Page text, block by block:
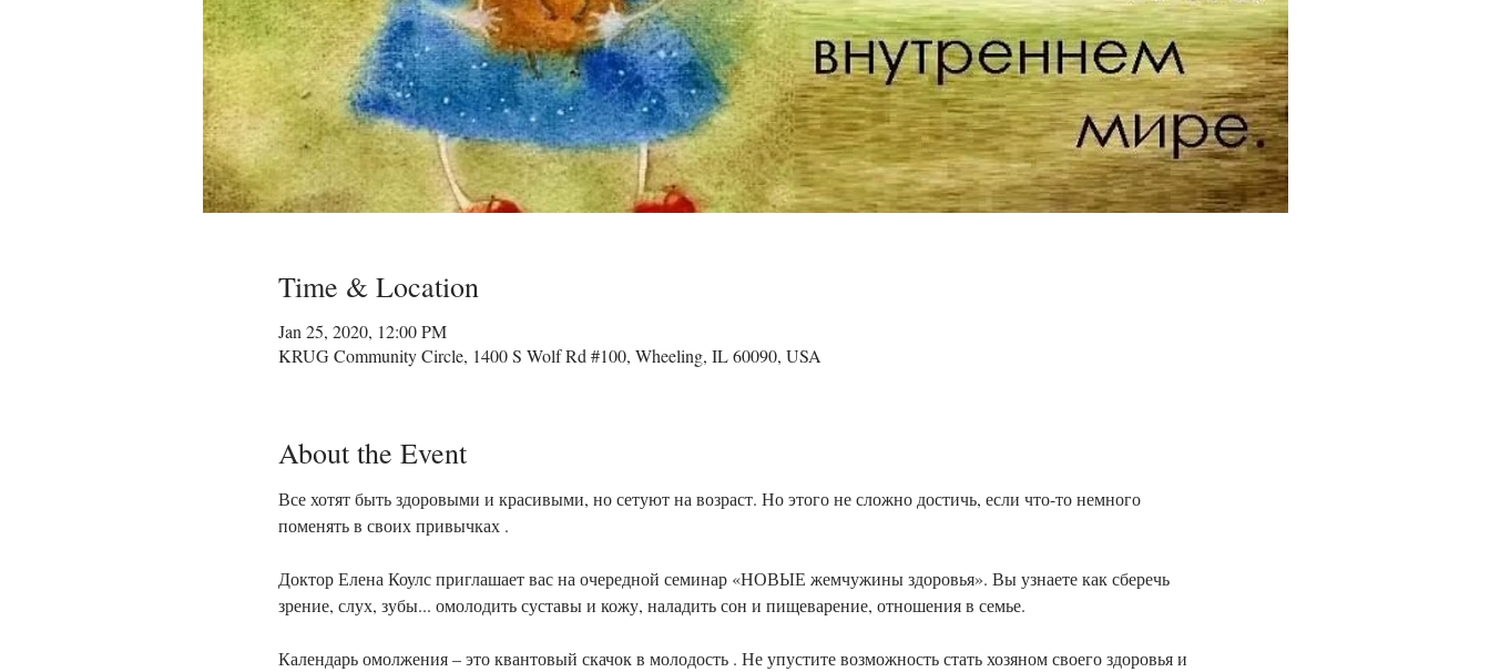
Time & Location
Jan 25, 2020, 12:00 PM
KRUG Community Circle, 1400 S Wolf Rd #100, Wheeling, IL 60090, USA
About the Event
Все хотят быть здоровыми и красивыми, но сетуют на возраст. Но этого не сложно достичь, если что-то немного
Доктор Елена Коулс приглашает вас на очередной семинар «НОВЫЕ жемчужины здоровья». Вы узнаете как сберечь
Календарь омолжения – это квантовый скачок в молодость . Не упустите возможность стать хозяном своего здоровья и